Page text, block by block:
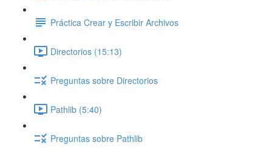
Práctica Crear y Escribir Archivos
Directorios (15:13)
Preguntas sobre Directorios
Pathlib (5:40)
Preguntas sobre Pathlib